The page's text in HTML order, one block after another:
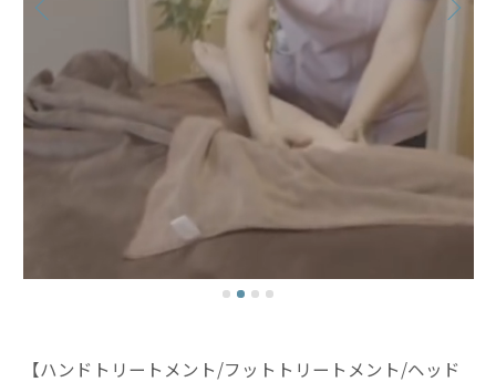
【ハンドトリートメント/フットトリートメント/ヘッド